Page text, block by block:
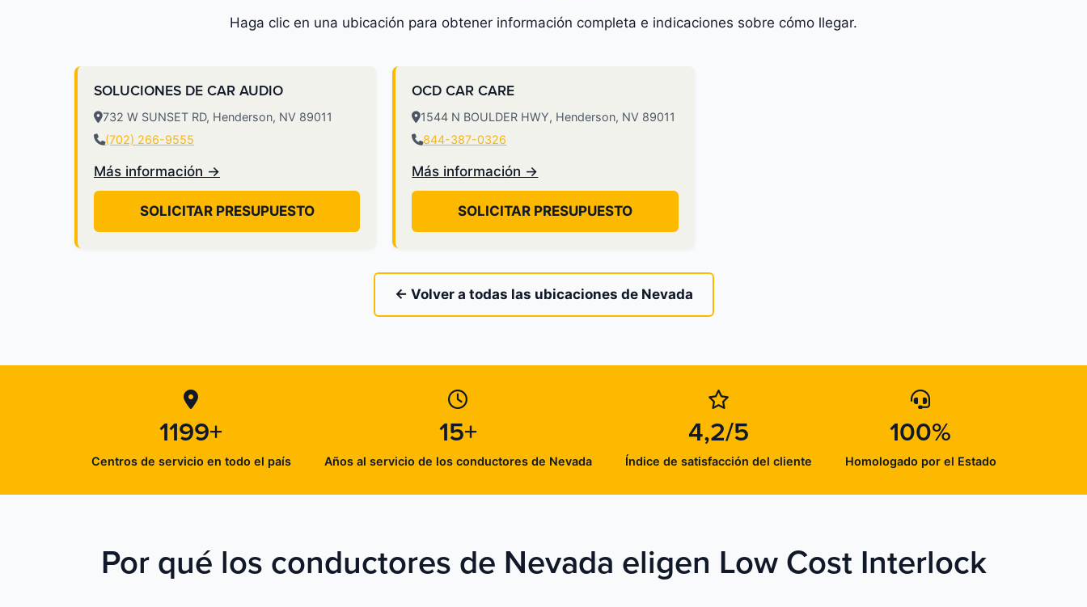
Haga clic en una ubicación para obtener información completa e indicaciones sobre cómo llegar.
SOLUCIONES DE CAR AUDIO
732 W SUNSET RD, Henderson, NV 89011
(702) 266-9555
Más información →
SOLICITAR PRESUPUESTO
OCD CAR CARE
1544 N BOULDER HWY, Henderson, NV 89011
844-387-0326
Más información →
SOLICITAR PRESUPUESTO
← Volver a todas las ubicaciones de Nevada
1199+
Centros de servicio en todo el país
15+
Años al servicio de los conductores de Nevada
4,2/5
Índice de satisfacción del cliente
100%
Homologado por el Estado
Por qué los conductores de Nevada eligen Low Cost Interlock